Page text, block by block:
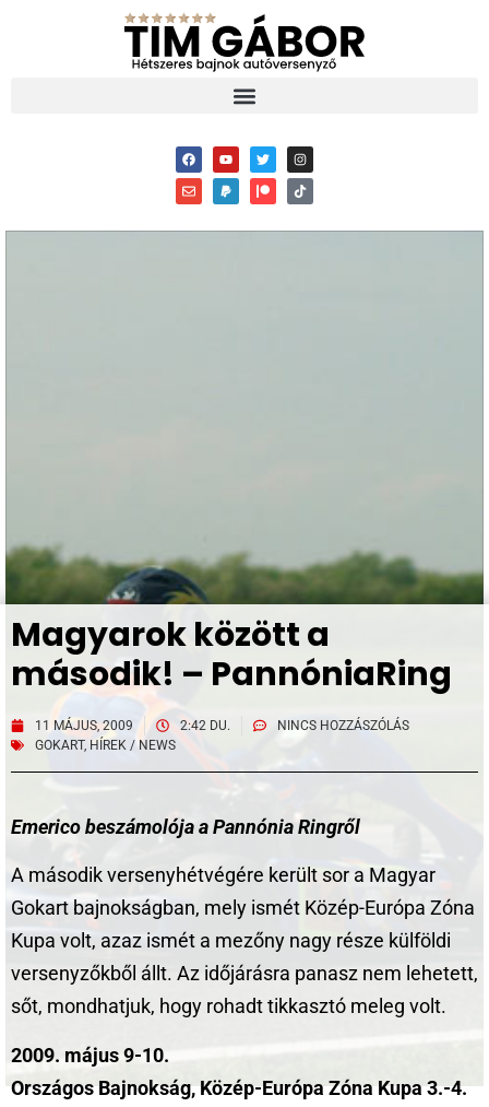
Magyarok között a
második! – PannóniaRing
11 MÁJUS, 2009 2:42 DU.
NINCS HOZZÁSZÓLÁS
GOKART, HÍREK / NEWS
Emerico beszámolója a Pannónia Ringről
A második versenyhétvégére került sor a Magyar
Gokart bajnokságban, mely ismét Közép-Európa Zóna
Kupa volt, azaz ismét a mezőny nagy része külföldi
versenyzőkből állt. Az időjárásra panasz nem lehetett,
sőt, mondhatjuk, hogy rohadt tikkasztó meleg volt.
2009. május 9-10.
Országos Bajnokság, Közép-Európa Zóna Kupa 3.-4.